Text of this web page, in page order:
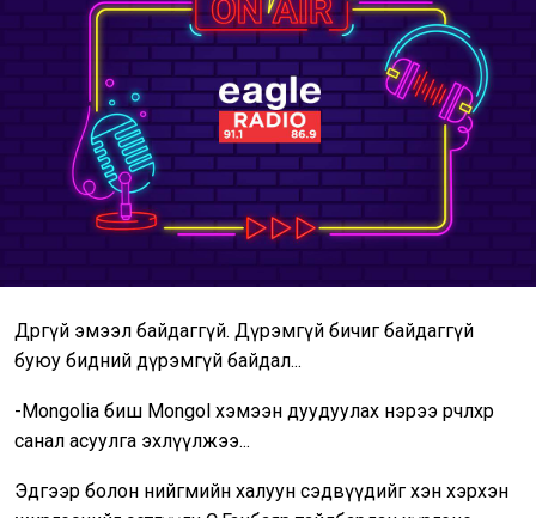
Дөрөөгүй эмээл байдаггүй. Дүрэмгүй бичиг байдаггүй
буюу бидний дүрэмгүй байдал...
-Мongolia биш Mongol хэмээн дуудуулах нэрээ өөрчлөхөөр
санал асуулга эхлүүлжээ...
Эдгээр болон нийгмийн халуун сэдвүүдийг хэн хэрхэн